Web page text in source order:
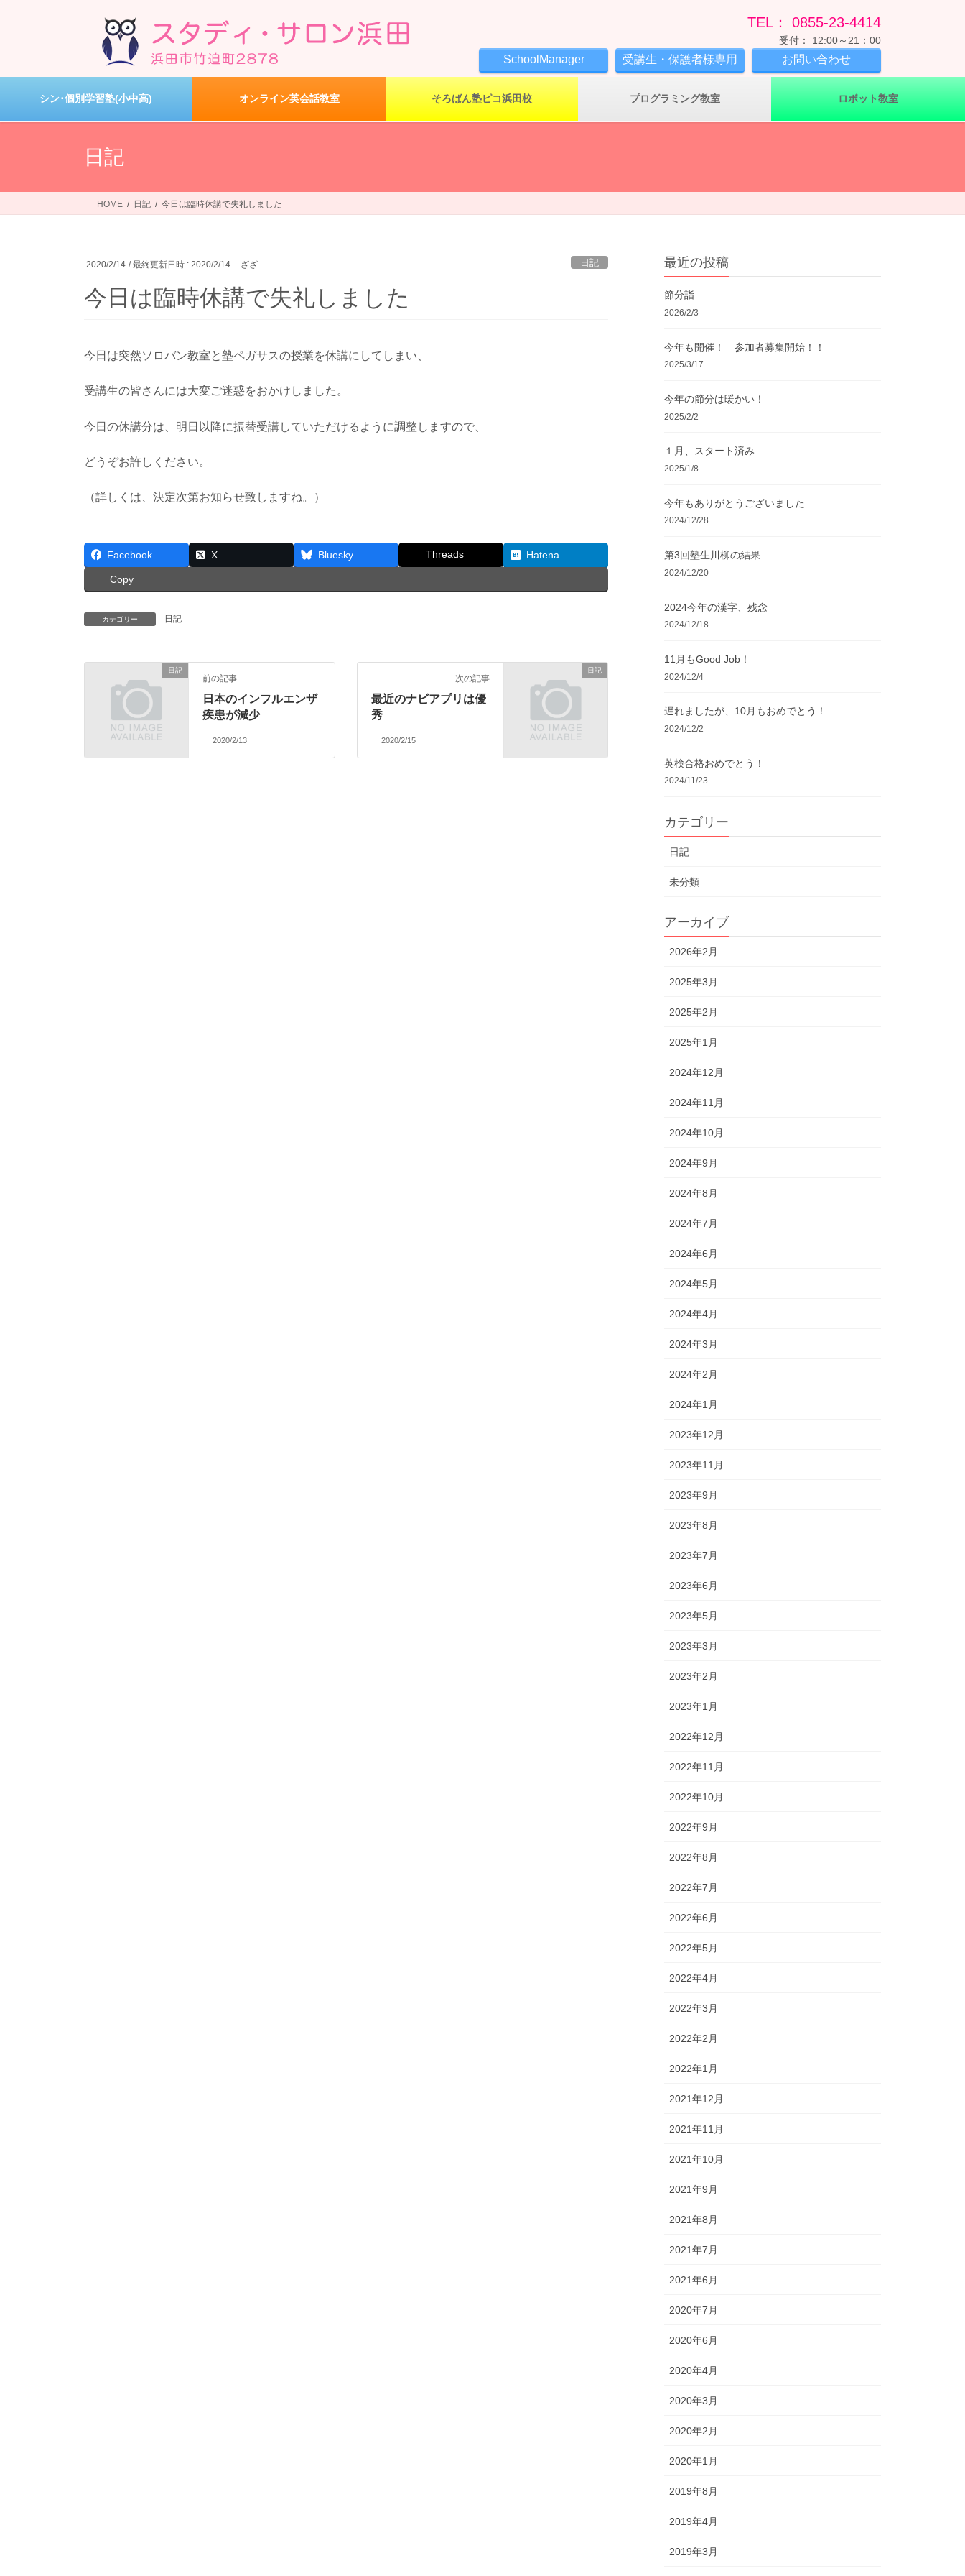
ツ
シ
TEL： 0855-23-4414
受付： 12:00～21：00
SchoolManager 受講生・保護者様専用 お問い合わせ
シン･個別学習塾(小中高) オンライン英会話教室 そろばん塾ピコ浜田校 プログラミング教室 ロボット教室
日記
HOME 日記 今日は臨時休講で失礼しました
2020/2/14 / 最終更新日時 : 2020/2/14 ざざ 日記
今日は臨時休講で失礼しました
今日は突然ソロバン教室と塾ペガサスの授業を休講にしてしまい、
受講生の皆さんには大変ご迷惑をおかけしました。
今日の休講分は、明日以降に振替受講していただけるように調整しますので、
どうぞお許しください。
（詳しくは、決定次第お知らせ致しますね。）
Facebook X Bluesky Threads Hatena
Copy
カテゴリー 日記
日記
前の記事
日本のインフルエンザ
疾患が減少
2020/2/13
日記
次の記事
最近のナビアプリは優
秀
2020/2/15
最近の投稿
節分詣
2026/2/3
今年も開催！ 参加者募集開始！！
2025/3/17
今年の節分は暖かい！
2025/2/2
１月、スタート済み
2025/1/8
今年もありがとうございました
2024/12/28
第3回塾生川柳の結果
2024/12/20
2024今年の漢字、残念
2024/12/18
11月もGood Job！
2024/12/4
遅れましたが、10月もおめでとう！
2024/12/2
英検合格おめでとう！
2024/11/23
カテゴリー
日記
未分類
アーカイブ
2026年2月
2025年3月
2025年2月
2025年1月
2024年12月
2024年11月
2024年10月
2024年9月
2024年8月
2024年7月
2024年6月
2024年5月
2024年4月
2024年3月
2024年2月
2024年1月
2023年12月
2023年11月
2023年9月
2023年8月
2023年7月
2023年6月
2023年5月
2023年3月
2023年2月
2023年1月
2022年12月
2022年11月
2022年10月
2022年9月
2022年8月
2022年7月
2022年6月
2022年5月
2022年4月
2022年3月
2022年2月
2022年1月
2021年12月
2021年11月
2021年10月
2021年9月
2021年8月
2021年7月
2021年6月
2020年7月
2020年6月
2020年4月
2020年3月
2020年2月
2020年1月
2019年8月
2019年4月
2019年3月